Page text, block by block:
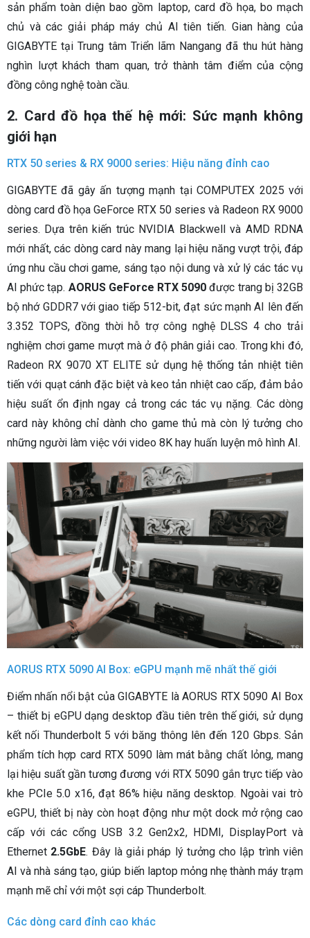
sản phẩm toàn diện bao gồm laptop, card đồ họa, bo mạch
chủ và các giải pháp máy chủ AI tiên tiến. Gian hàng của
GIGABYTE tại Trung tâm Triển lãm Nangang đã thu hút hàng
nghìn lượt khách tham quan, trở thành tâm điểm của cộng
đồng công nghệ toàn cầu.
2. Card đồ họa thế hệ mới: Sức mạnh không
giới hạn
RTX 50 series & RX 9000 series: Hiệu năng đỉnh cao
GIGABYTE đã gây ấn tượng mạnh tại COMPUTEX 2025 với
dòng card đồ họa GeForce RTX 50 series và Radeon RX 9000
series. Dựa trên kiến trúc NVIDIA Blackwell và AMD RDNA
mới nhất, các dòng card này mang lại hiệu năng vượt trội, đáp
ứng nhu cầu chơi game, sáng tạo nội dung và xử lý các tác vụ
AI phức tạp. AORUS GeForce RTX 5090 được trang bị 32GB
bộ nhớ GDDR7 với giao tiếp 512-bit, đạt sức mạnh AI lên đến
3.352 TOPS, đồng thời hỗ trợ công nghệ DLSS 4 cho trải
nghiệm chơi game mượt mà ở độ phân giải cao. Trong khi đó,
Radeon RX 9070 XT ELITE sử dụng hệ thống tản nhiệt tiên
tiến với quạt cánh đặc biệt và keo tản nhiệt cao cấp, đảm bảo
hiệu suất ổn định ngay cả trong các tác vụ nặng. Các dòng
card này không chỉ dành cho game thủ mà còn lý tưởng cho
những người làm việc với video 8K hay huấn luyện mô hình AI.
AORUS RTX 5090 AI Box: eGPU mạnh mẽ nhất thế giới
Điểm nhấn nổi bật của GIGABYTE là AORUS RTX 5090 AI Box
– thiết bị eGPU dạng desktop đầu tiên trên thế giới, sử dụng
kết nối Thunderbolt 5 với băng thông lên đến 120 Gbps. Sản
phẩm tích hợp card RTX 5090 làm mát bằng chất lỏng, mang
lại hiệu suất gần tương đương với RTX 5090 gắn trực tiếp vào
khe PCIe 5.0 x16, đạt 86% hiệu năng desktop. Ngoài vai trò
eGPU, thiết bị này còn hoạt động như một dock mở rộng cao
cấp với các cổng USB 3.2 Gen2x2, HDMI, DisplayPort và
Ethernet 2.5GbE. Đây là giải pháp lý tưởng cho lập trình viên
AI và nhà sáng tạo, giúp biến laptop mỏng nhẹ thành máy trạm
mạnh mẽ chỉ với một sợi cáp Thunderbolt.
Các dòng card đỉnh cao khác